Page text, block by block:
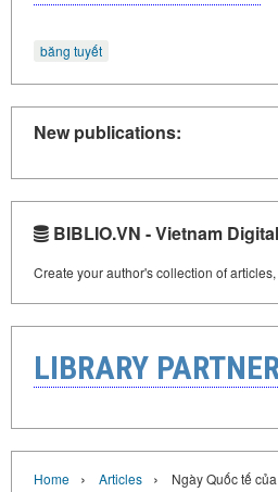
băng tuyết
New publications:
BIBLIO.VN - Vietnam
Create your author's collection of
LIBRARY
Home › Articles › Ngày Quốc tế